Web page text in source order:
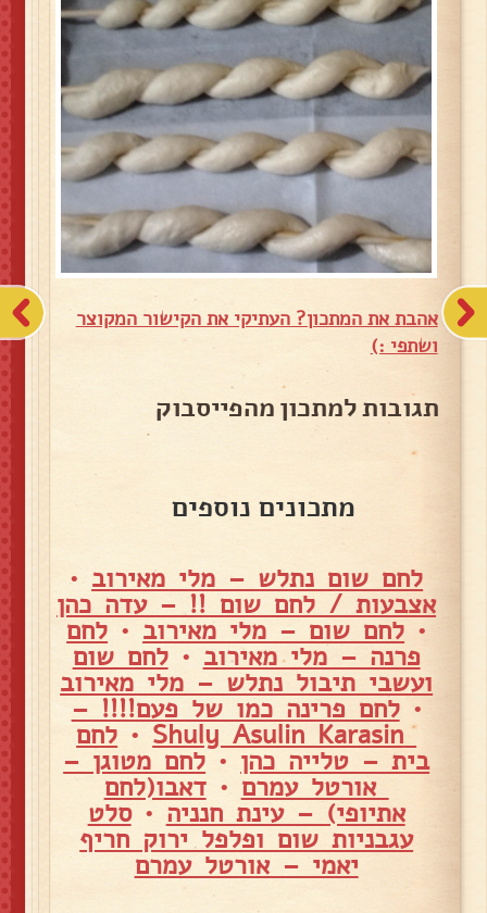
אהבת את המתכון? העתיקי את הקישור המקוצר
ושתפי :)
תגובות למתכון מהפייסבוק
מתכונים נוספים
לחם שום נתלש – מלי מאירוב •
אצבעות / לחם שום !! – עדה כהן
• לחם שום – מלי מאירוב • לחם
פרנה – מלי מאירוב •לחם שום
ועשבי תיבול נתלש – מלי מאירוב
•לחם פרינה כמו של פעם!!!! –
Shuly Asulin Karasin
• לחם
בית – טלייה כהן •לחם מטוגן –
אורטל עמרם •דאבו(לחם
אתיופי) – עינת חנניה •סלט
עגבניות שום ופלפל ירוק חריף
יאמי – אורטל עמרם